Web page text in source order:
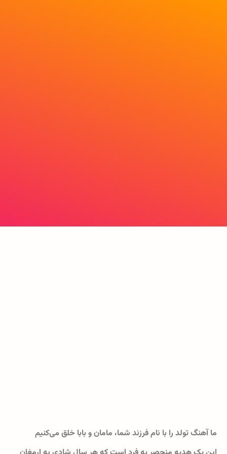
ما آهنگ تولد را با نام فرزند شما، مامان و بابا خلق می‌کنیم